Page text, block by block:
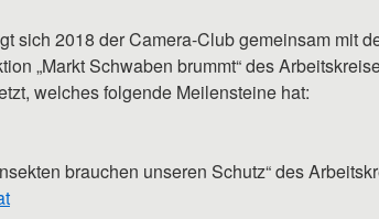
sich 2018 der Camera-Club gemeinsam mit
„Markt Schwaben brummt“ des
welches folgende Meilensteine hat:
brauchen unseren Schutz“ des